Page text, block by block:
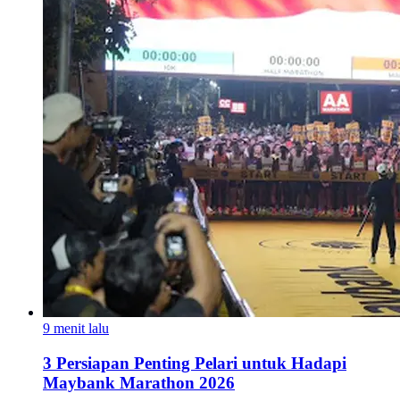
9 menit lalu
3 Persiapan Penting Pelari untuk Hadapi
Maybank Marathon 2026